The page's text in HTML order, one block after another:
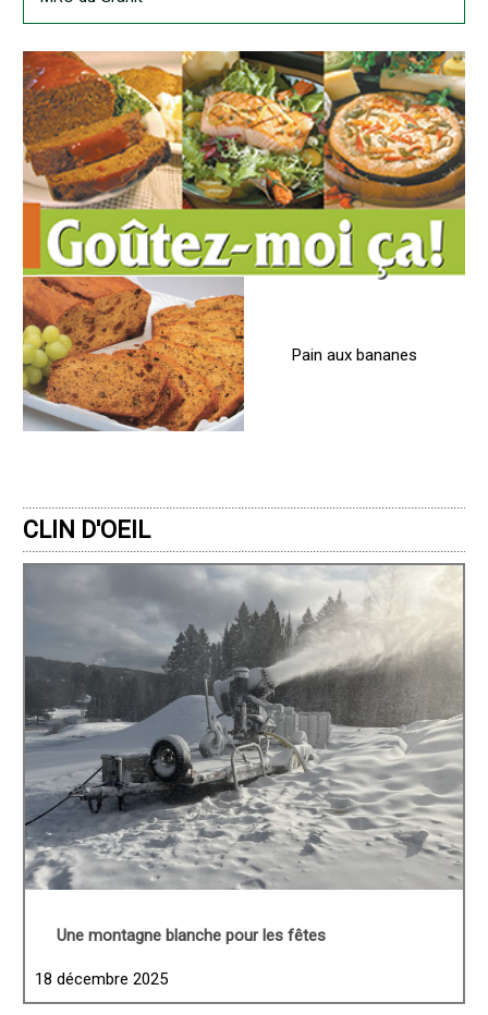
Pain aux bananes
CLIN D'OEIL
Une montagne blanche pour les fêtes
18 décembre 2025